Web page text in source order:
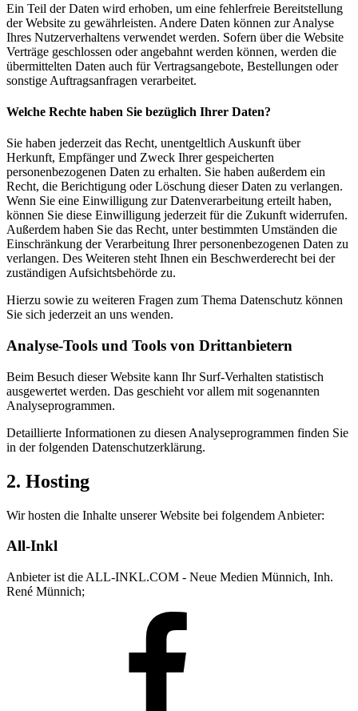
Ein Teil der Daten wird erhoben, um eine fehlerfreie Bereitstellung
der Website zu gewährleisten. Andere Daten können zur Analyse
Ihres Nutzerverhaltens verwendet werden. Sofern über die Website
Verträge geschlossen oder angebahnt werden können, werden die
übermittelten Daten auch für Vertragsangebote, Bestellungen oder
sonstige Auftragsanfragen verarbeitet.
Welche Rechte haben Sie bezüglich Ihrer Daten?
Sie haben jederzeit das Recht, unentgeltlich Auskunft über
Herkunft, Empfänger und Zweck Ihrer gespeicherten
personenbezogenen Daten zu erhalten. Sie haben außerdem ein
Recht, die Berichtigung oder Löschung dieser Daten zu verlangen.
Wenn Sie eine Einwilligung zur Datenverarbeitung erteilt haben,
können Sie diese Einwilligung jederzeit für die Zukunft widerrufen.
Außerdem haben Sie das Recht, unter bestimmten Umständen die
Einschränkung der Verarbeitung Ihrer personenbezogenen Daten zu
verlangen. Des Weiteren steht Ihnen ein Beschwerderecht bei der
zuständigen Aufsichtsbehörde zu.
Hierzu sowie zu weiteren Fragen zum Thema Datenschutz können
Sie sich jederzeit an uns wenden.
Analyse-Tools und Tools von Dritt­anbietern
Beim Besuch dieser Website kann Ihr Surf-Verhalten statistisch
ausgewertet werden. Das geschieht vor allem mit sogenannten
Analyseprogrammen.
Detaillierte Informationen zu diesen Analyseprogrammen finden Sie
in der folgenden Datenschutzerklärung.
2. Hosting
Wir hosten die Inhalte unserer Website bei folgendem Anbieter:
All-Inkl
Anbieter ist die ALL-INKL.COM - Neue Medien Münnich, Inh.
René Münnich;